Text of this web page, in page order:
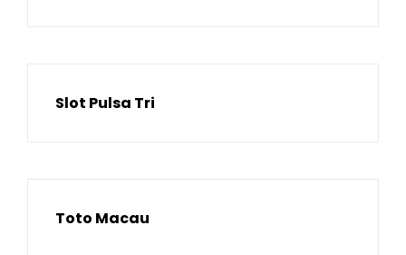
Slot Pulsa Tri
Toto Macau